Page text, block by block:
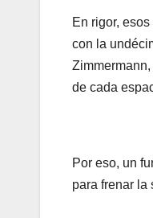
En rigor,
con la
de cada
Por eso, un
para frenar la